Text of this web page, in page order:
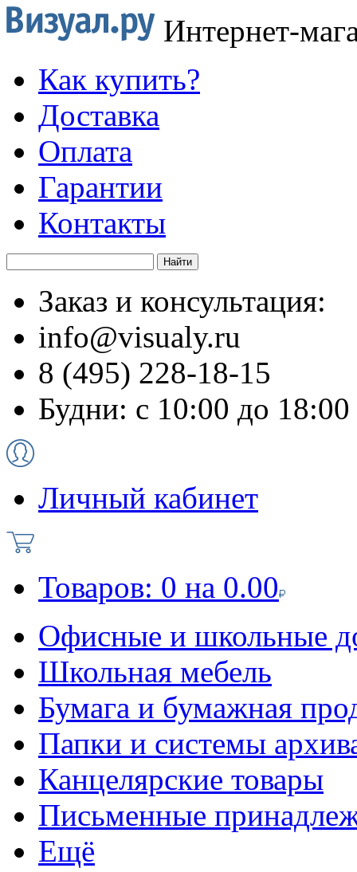
Интернет-
Как купить?
Доставка
Оплата
Гарантии
Контакты
Заказ и консультация:
info@visualy.ru
8 (495) 228-18-15
Будни: с 10:00 до 18:00
Личный кабинет
Товаров: 0 на 0.00
Офисные и школьные
Школьная мебель
Бумага и бумажная
Папки и системы
Канцелярские товары
Письменные
Ещё